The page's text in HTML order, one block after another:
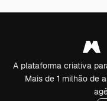
A plataforma criativa
Mais de 1 milhão de